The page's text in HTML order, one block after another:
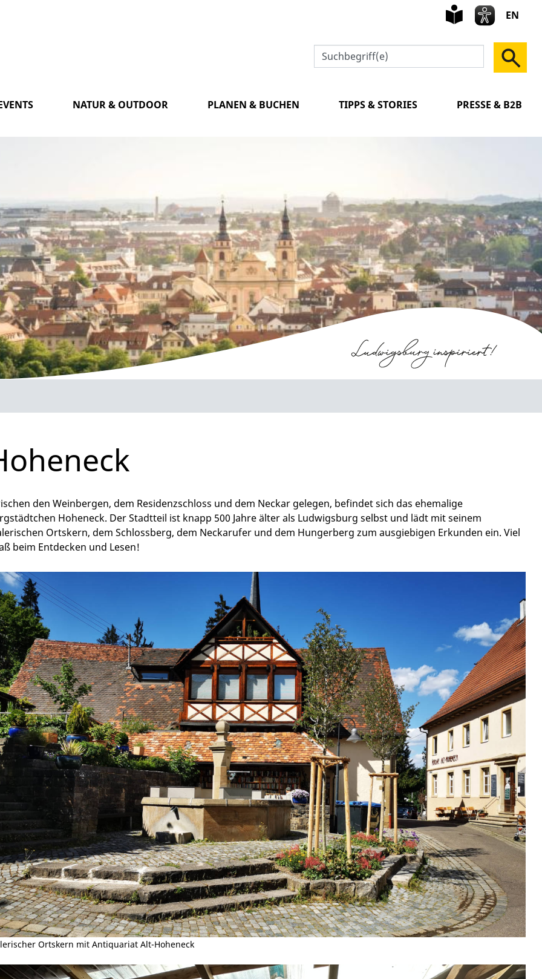
EN
NATUR & OUTDOOR PLANEN & BUCHEN TIPPS & STORIES PRESSE & B2B
den Weinbergen, dem Residenzschloss und dem Neckar gelegen, befindet sich das ehemalige
Hoheneck. Der Stadtteil ist knapp 500 Jahre älter als Ludwigsburg selbst und lädt mit seinem
Ortskern, dem Schlossberg, dem Neckarufer und dem Hungerberg zum ausgiebigen Erkunden ein. Viel
beim Entdecken und Lesen!
Ortskern mit Antiquariat Alt-Hoheneck